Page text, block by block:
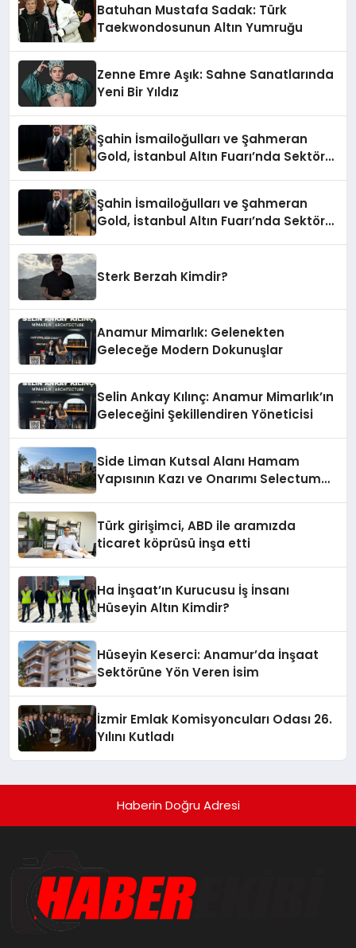
Batuhan Mustafa Sadak: Türk
Taekwondosunun Altın Yumruğu
Zenne Emre Aşık: Sahne Sanatlarında
Yeni Bir Yıldız
Şahin İsmailoğulları ve Şahmeran
Gold, İstanbul Altın Fuarı’nda Sektöre
Şahin İsmailoğulları ve Şahmeran
Gold, İstanbul Altın Fuarı’nda Sektöre
Sterk Berzah Kimdir?
Anamur Mimarlık: Gelenekten
Geleceğe Modern Dokunuşlar
Selin Ankay Kılınç: Anamur Mimarlık’ın
Geleceğini Şekillendiren Yöneticisi
Side Liman Kutsal Alanı Hamam
Yapısının Kazı ve Onarımı Selectum
Türk girişimci, ABD ile aramızda
ticaret köprüsü inşa etti
Ha İnşaat’ın Kurucusu İş İnsanı
Hüseyin Altın Kimdir?
Hüseyin Keserci: Anamur’da İnşaat
Sektörüne Yön Veren İsim
İzmir Emlak Komisyoncuları Odası 26.
Yılını Kutladı
Haberin Doğru Adresi